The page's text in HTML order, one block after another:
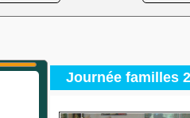
Journée familles